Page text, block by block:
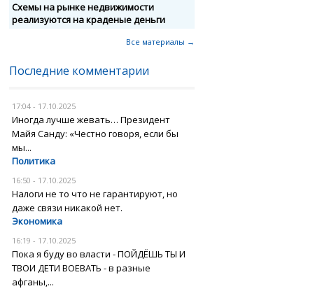
Схемы на рынке недвижимости
реализуются на краденые деньги
Все материалы →
Последние комментарии
17:04 - 17.10.2025
Иногда лучше жевать… Президент
Майя Санду: «Честно говоря, если бы
мы...
Политика
16:50 - 17.10.2025
Налоги не то что не гарантируют, но
даже связи никакой нет.
Экономика
16:19 - 17.10.2025
Пока я буду во власти - ПОЙДЁШЬ ТЫ И
ТВОИ ДЕТИ ВОЕВАТЬ - в разные
афганы,...